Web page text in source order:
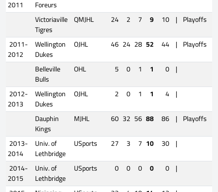
2011
Foreurs
Victoriaville
Tigres
QMJHL 24 2 7 9 10 | Playoffs
2011-
2012
Wellington
Dukes
OJHL 46 24 28 52 44 | Playoffs
Belleville
Bulls
OHL 5 0 1 1 0 |
2012-
2013
Wellington
Dukes
OJHL 2 0 1 1 4 |
Dauphin
Kings
MJHL 60 32 56 88 86 | Playoffs
2013-
2014
Univ. of
Lethbridge
USports 27 3 7 10 30 |
2014-
2015
Univ. of
Lethbridge
USports 0 0 0 0 0 |